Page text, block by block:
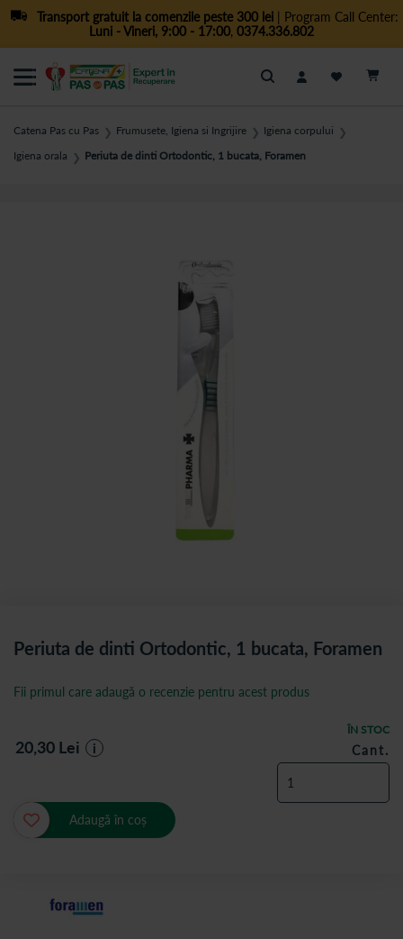
Transport gratuit la comenzile peste 300 lei| Program Call Center:
Luni - Vineri, 9:00 - 17:00, 0374.336.802
Cautare
Catena Pas cu Pas ❯ Frumusete, Igiena si Ingrijire ❯ Igiena corpului ❯
Igiena orala ❯ Periuta de dinti Ortodontic, 1 bucata, Foramen
Periuta de dinti Ortodontic, 1 bucata, Foramen
ÎN STOC
Fii primul care adaugă o recenzie pentru acest produs
20,30 Lei i Cant.
Adaugă în coș